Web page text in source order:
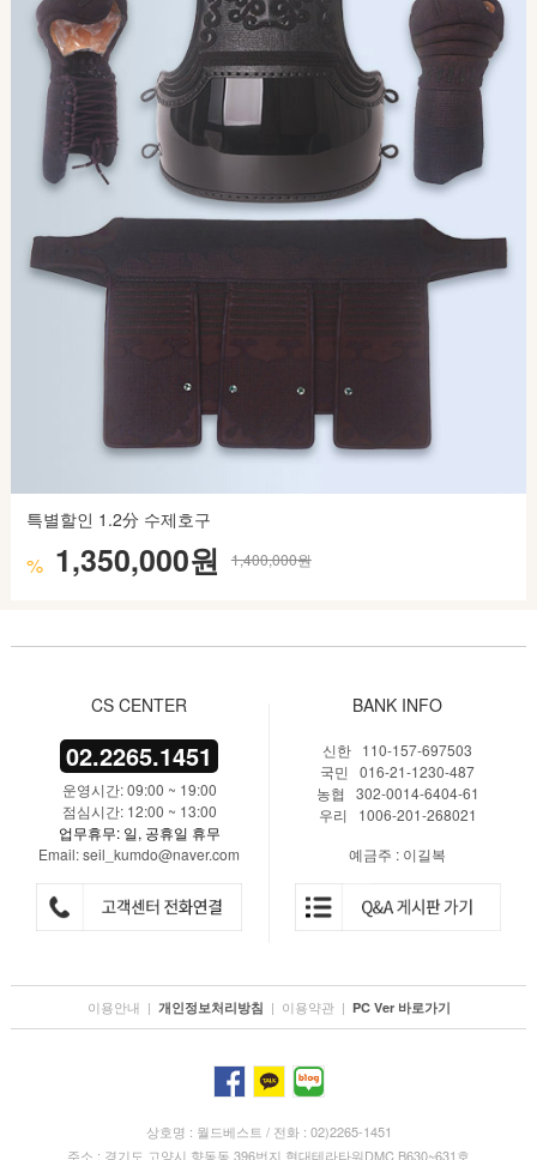
특별할인 1.2分 수제호구
% 1,350,000원 1,400,000원
CS CENTER
02.2265.1451
운영시간: 09:00 ~ 19:00
점심시간: 12:00 ~ 13:00
업무휴무: 일, 공휴일 휴무
Email: seil_kumdo@naver.com
BANK INFO
신한 110-157-697503
국민 016-21-1230-487
농협 302-0014-6404-61
우리 1006-201-268021
예금주 : 이길복
이용안내 | 개인정보처리방침 | 이용약관 | PC Ver 바로가기
상호명 : 월드베스트 / 전화 : 02)2265-1451
주소 : 경기도 고양시 향동동 396번지 현대테라타워DMC B630~631호